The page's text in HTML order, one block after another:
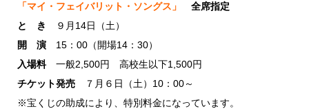
「マイ・フェイバリット・ソングス」 全席指定
と き
９月14日（土）
開 演 15：00（開場14：30）
入場料一般2,500円 高校生以下1,500円
チケット発売 ７月６日（土）10：00～
※宝くじの助成により、特別料金になっています。